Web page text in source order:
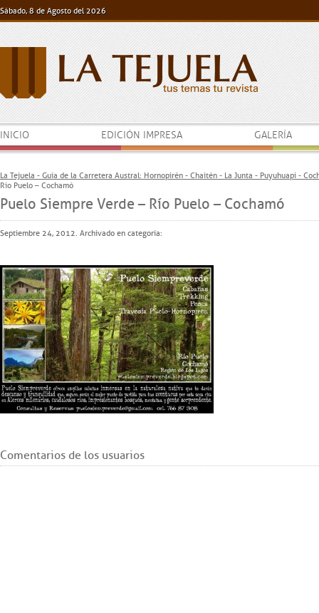
Sábado, 8 de Agosto del 2026
INICIO EDICIÓN IMPRESA GALERÍA
La Tejuela - Guía de la Carretera Austral: Hornopirén - Chaitén - La Junta - Puyuhuapi -
Río Puelo – Cochamó
Puelo Siempre Verde – Río Puelo – Cochamó
Septiembre 24, 2012. Archivado en categoría:
Comentarios de los usuarios